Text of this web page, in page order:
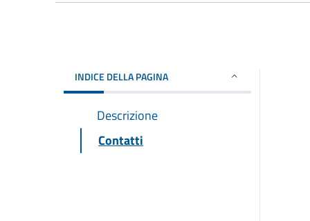
INDICE DELLA PAGINA
Descrizione
Contatti